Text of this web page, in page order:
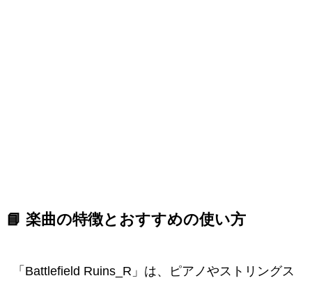
📘 楽曲の特徴とおすすめの使い方
「Battlefield Ruins_R」は、ピアノやストリングス